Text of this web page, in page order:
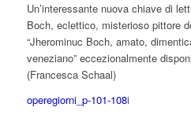
Un’interessante nuova chiave di
Boch, eclettico, misterioso pittore
“Jherominuc Boch, amato,
veneziano” eccezionalmente
(Francesca Schaal)
operegiorni_p-101-108i